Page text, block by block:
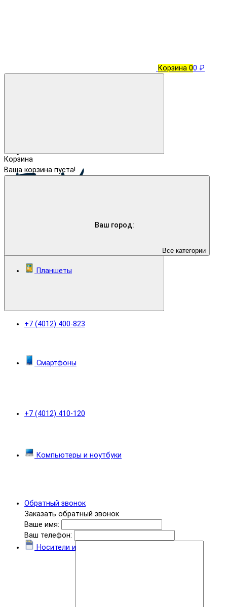
Ваш город:
+7 (4012) 400-823
+7 (4012) 410-120
Обратный звонок
Заказать обратный звонок
Ваше имя:
Ваш телефон:
Корзина 00 ₽
Корзина
Ваша корзина пуста!
Все категории
Планшеты
Смартфоны
Компьютеры и ноутбуки
Носители информации